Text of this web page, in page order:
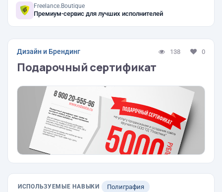
Freelance.Boutique
Премиум-сервис для лучших исполнителей
Дизайн и Брендинг 138 0
Подарочный сертификат
ИСПОЛЬЗУЕМЫЕ НАВЫКИ Полиграфия